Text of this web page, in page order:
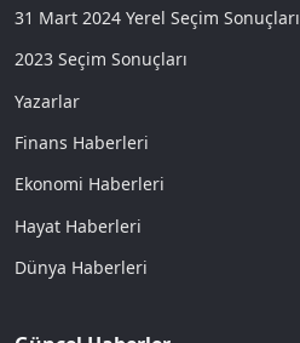
31 Mart 2024 Yerel Seçim Sonuçları
2023 Seçim Sonuçları
Yazarlar
Finans Haberleri
Ekonomi Haberleri
Hayat Haberleri
Dünya Haberleri